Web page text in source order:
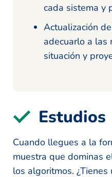
cada sistema y
Actualización
adecuarlo a las
situación y
Estudios
Cuando llegues a la
muestra que dominas
los algoritmos.